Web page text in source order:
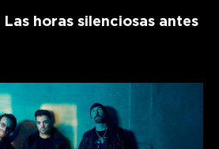
horas silenciosas antes